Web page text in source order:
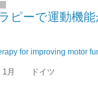
ピーで運動機
for improving motor
月 ドイツ